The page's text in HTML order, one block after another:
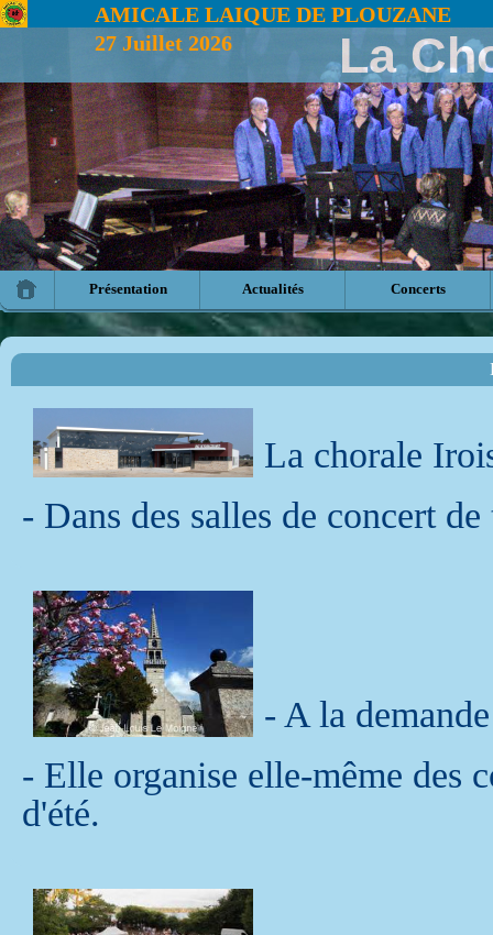
AMICALE LAIQUE DE PLOUZANE
27 Juillet 2026
La
Présentation Actualités Concerts
La chorale
- Dans des salles de concert
- A la
- Elle organise elle-même des
d'été.